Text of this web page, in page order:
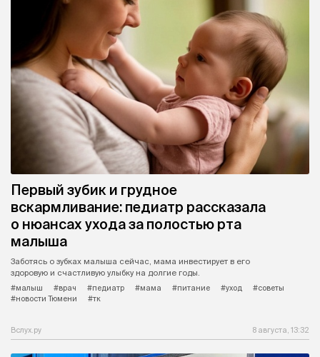
Первый зубик и грудное
вскармливание: педиатр рассказала
о нюансах ухода за полостью рта
малыша
Заботясь о зубках малыша сейчас, мама инвестирует в его
здоровую и счастливую улыбку на долгие годы.
#малыш
#врач #педиатр #мама #питание #уход
#советы
#новости Тюмени
#тк
Вслух.ру 8 августа, 13:32